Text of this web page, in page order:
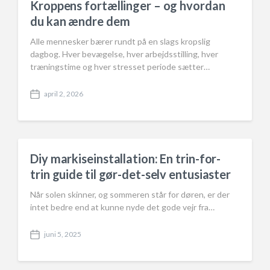
Kroppens fortællinger – og hvordan
du kan ændre dem
Alle mennesker bærer rundt på en slags kropslig
dagbog. Hver bevægelse, hver arbejdsstilling, hver
træningstime og hver stresset periode sætter…
P
s
a
t
e
april 2, 2026
Diy markiseinstallation: En trin-for-
trin guide til gør-det-selv entusiaster
Når solen skinner, og sommeren står for døren, er der
intet bedre end at kunne nyde det gode vejr fra…
P
s
juni 5, 2025